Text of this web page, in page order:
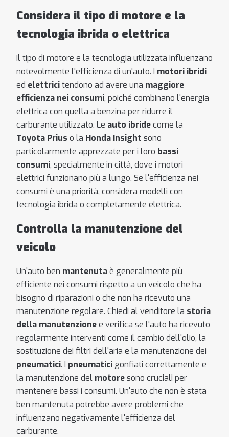
Considera il tipo di motore e la
tecnologia ibrida o elettrica
Il tipo di motore e la tecnologia utilizzata influenzano
notevolmente l'efficienza di un'auto. I motori ibridi
ed elettricitendono ad avere una maggiore
efficienza nei consumi, poiché combinano l'energia
elettrica con quella a benzina per ridurre il
carburante utilizzato. Le auto ibridecome la
Toyota Prius o la Honda Insight sono
particolarmente apprezzate per i loro bassi
consumi, specialmente in città, dove i motori
elettrici funzionano più a lungo. Se l'efficienza nei
consumi è una priorità, considera modelli con
tecnologia ibrida o completamente elettrica.
Controlla la manutenzione del
veicolo
Un'auto ben mantenutaè generalmente più
efficiente nei consumi rispetto a un veicolo che ha
bisogno di riparazioni o che non ha ricevuto una
manutenzione regolare. Chiedi al venditore la storia
della manutenzionee verifica se l'auto ha ricevuto
regolarmente interventi come il cambio dell'olio, la
sostituzione dei filtri dell'aria e la manutenzione dei
pneumatici. I pneumatici gonfiati correttamente e
la manutenzione del motoresono cruciali per
mantenere bassi i consumi. Un'auto che non è stata
ben mantenuta potrebbe avere problemi che
influenzano negativamente l'efficienza del
carburante.